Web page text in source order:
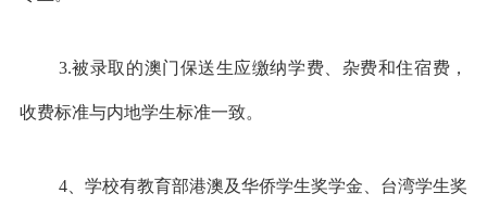
3.被录取的澳门保送生应缴纳学费、杂费和住宿费，
收费标准与内地学生标准一致。
4、学校有教育部港澳及华侨学生奖学金、台湾学生奖